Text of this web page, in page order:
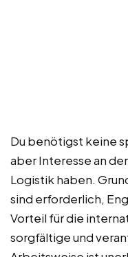
Du benötigst keine
aber Interesse an
Logistik haben.
sind erforderlich,
Vorteil für die
sorgfältige und